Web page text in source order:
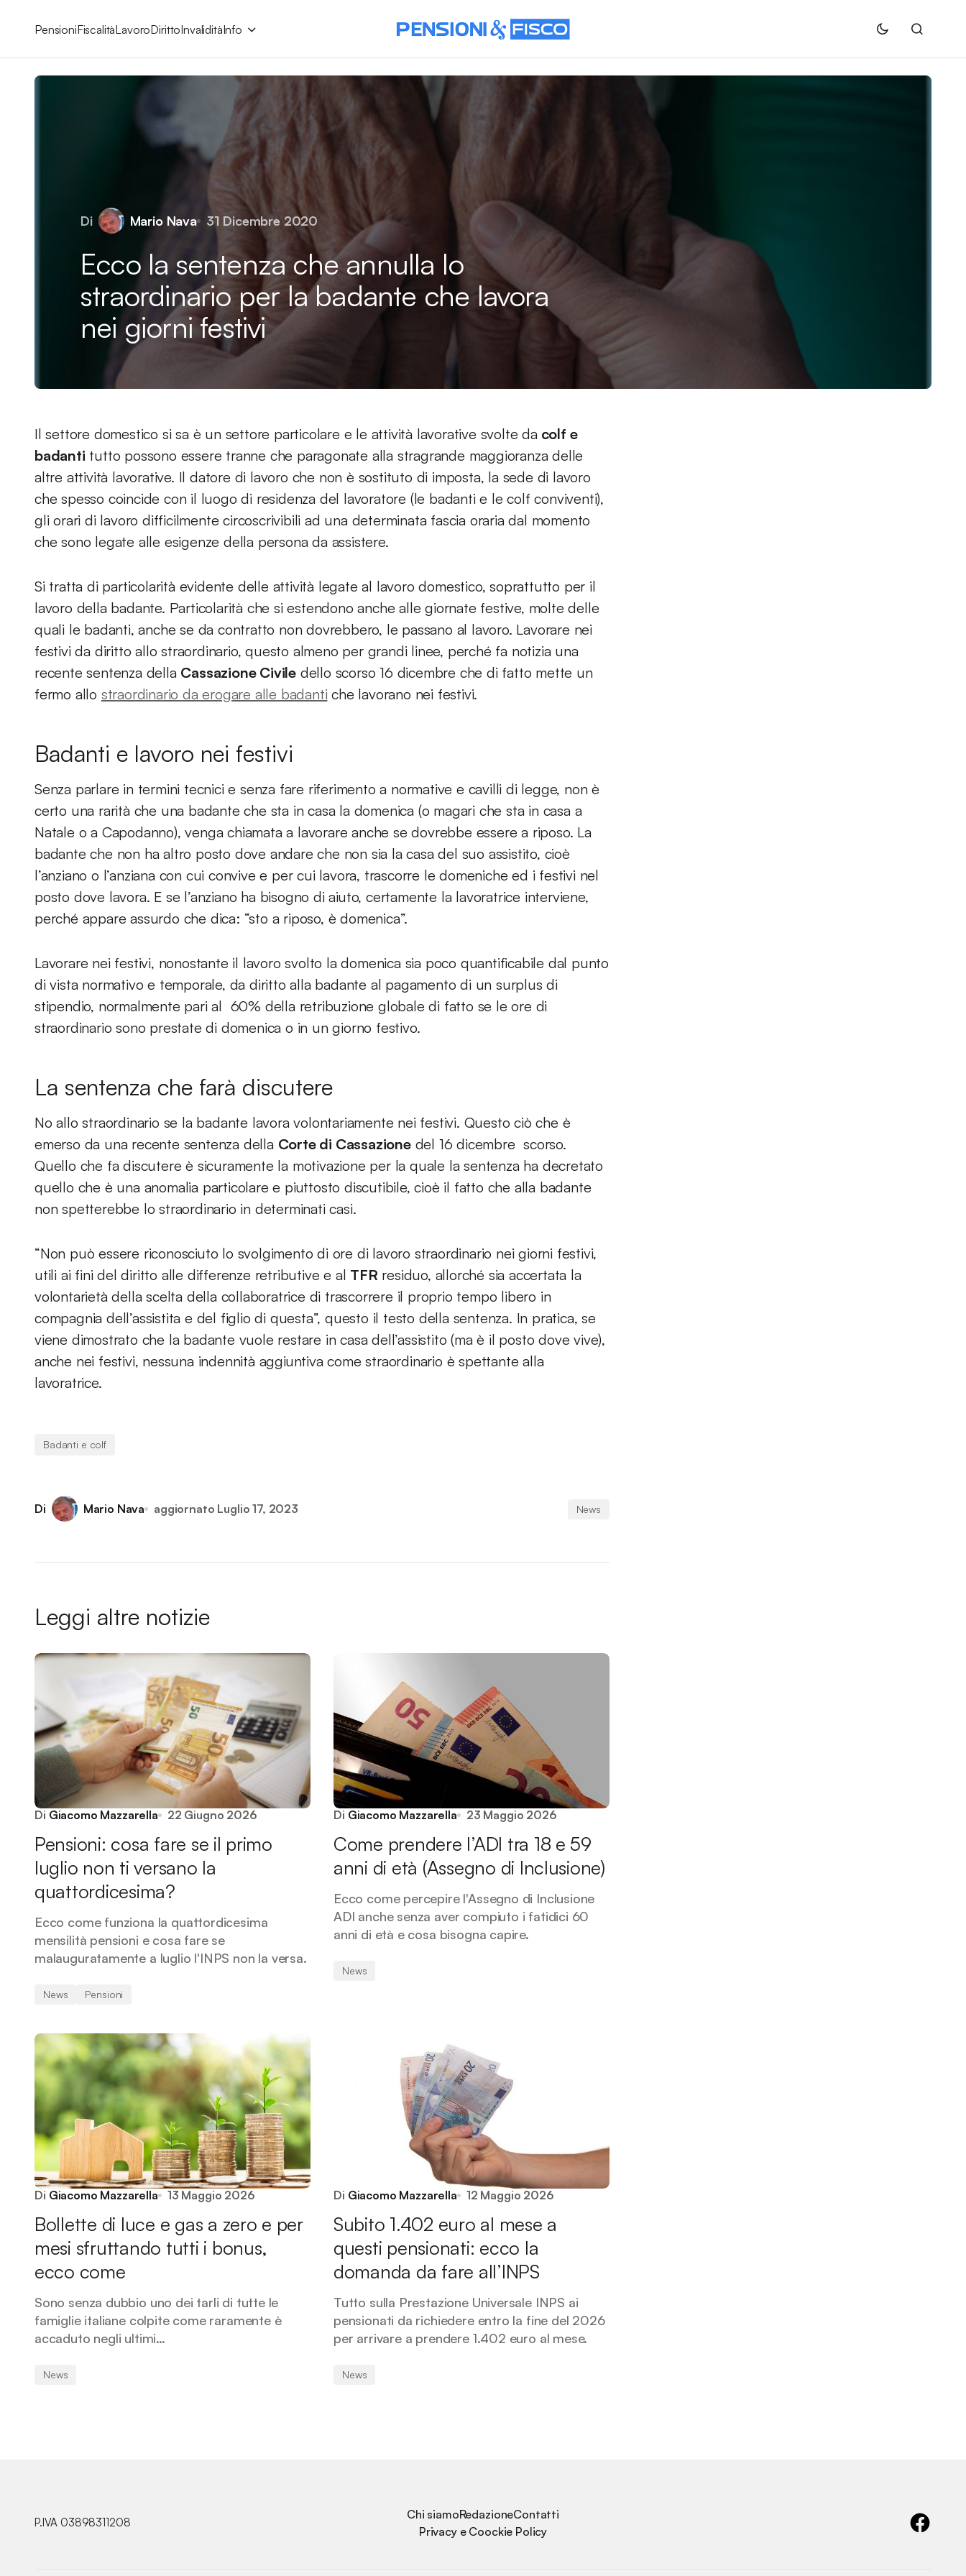
PensioniFiscalitàLavoroDirittoInvaliditàInfo
Di Mario Nava 31 Dicembre 2020
Ecco la sentenza che annulla lo
straordinario per la badante che lavora
nei giorni festivi
Il settore domestico si sa è un settore particolare e le attività lavorative svolte da colf e
badanti tutto possono essere tranne che paragonate alla stragrande maggioranza delle
altre attività lavorative. Il datore di lavoro che non è sostituto di imposta, la sede di lavoro
che spesso coincide con il luogo di residenza del lavoratore (le badanti e le colf conviventi),
gli orari di lavoro difficilmente circoscrivibili ad una determinata fascia oraria dal momento
che sono legate alle esigenze della persona da assistere.
Si tratta di particolarità evidente delle attività legate al lavoro domestico, soprattutto per il
lavoro della badante. Particolarità che si estendono anche alle giornate festive, molte delle
quali le badanti, anche se da contratto non dovrebbero, le passano al lavoro. Lavorare nei
festivi da diritto allo straordinario, questo almeno per grandi linee, perché fa notizia una
recente sentenza della Cassazione Civile dello scorso 16 dicembre che di fatto mette un
fermo allo straordinario da erogare alle badanti che lavorano nei festivi.
Badanti e lavoro nei festivi
Senza parlare in termini tecnici e senza fare riferimento a normative e cavilli di legge, non è
certo una rarità che una badante che sta in casa la domenica (o magari che sta in casa a
Natale o a Capodanno), venga chiamata a lavorare anche se dovrebbe essere a riposo. La
badante che non ha altro posto dove andare che non sia la casa del suo assistito, cioè
l’anziano o l’anziana con cui convive e per cui lavora, trascorre le domeniche ed i festivi nel
posto dove lavora. E se l’anziano ha bisogno di aiuto, certamente la lavoratrice interviene,
perché appare assurdo che dica: “sto a riposo, è domenica”.
Lavorare nei festivi, nonostante il lavoro svolto la domenica sia poco quantificabile dal punto
di vista normativo e temporale, da diritto alla badante al pagamento di un surplus di
stipendio, normalmente pari al 60% della retribuzione globale di fatto se le ore di
straordinario sono prestate di domenica o in un giorno festivo.
La sentenza che farà discutere
No allo straordinario se la badante lavora volontariamente nei festivi. Questo ciò che è
emerso da una recente sentenza della Corte di Cassazionedel 16 dicembre scorso.
Quello che fa discutere è sicuramente la motivazione per la quale la sentenza ha decretato
quello che è una anomalia particolare e piuttosto discutibile, cioè il fatto che alla badante
non spetterebbe lo straordinario in determinati casi.
“Non può essere riconosciuto lo svolgimento di ore di lavoro straordinario nei giorni festivi,
utili ai fini del diritto alle differenze retributive e al TFR residuo, allorché sia accertata la
volontarietà della scelta della collaboratrice di trascorrere il proprio tempo libero in
compagnia dell’assistita e del figlio di questa”, questo il testo della sentenza. In pratica, se
viene dimostrato che la badante vuole restare in casa dell’assistito (ma è il posto dove vive),
anche nei festivi, nessuna indennità aggiuntiva come straordinario è spettante alla
lavoratrice.
Badanti e colf
Di Mario Nava aggiornato Luglio 17, 2023 News
Leggi altre notizie
Di Giacomo Mazzarella 22 Giugno 2026
Pensioni: cosa fare se il primo
luglio non ti versano la
quattordicesima?
Ecco come funziona la quattordicesima
mensilità pensioni e cosa fare se
malauguratamente a luglio l'INPS non la versa.
News Pensioni
Di Giacomo Mazzarella 23 Maggio 2026
Come prendere l’ADI tra 18 e 59
anni di età (Assegno di Inclusione)
Ecco come percepire l'Assegno di Inclusione
ADI anche senza aver compiuto i fatidici 60
anni di età e cosa bisogna capire.
News
Di Giacomo Mazzarella 13 Maggio 2026
Bollette di luce e gas a zero e per
mesi sfruttando tutti i bonus,
ecco come
Sono senza dubbio uno dei tarli di tutte le
famiglie italiane colpite come raramente è
accaduto negli ultimi…
News
Di Giacomo Mazzarella 12 Maggio 2026
Subito 1.402 euro al mese a
questi pensionati: ecco la
domanda da fare all’INPS
Tutto sulla Prestazione Universale INPS ai
pensionati da richiedere entro la fine del 2026
per arrivare a prendere 1.402 euro al mese.
News
P.IVA 03898311208
Chi siamoRedazioneContatti
Privacy e Coockie Policy